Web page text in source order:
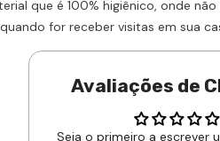
que é 100% higiênico, onde
for receber visitas em sua
Avaliações de
Seja o primeiro a escrever